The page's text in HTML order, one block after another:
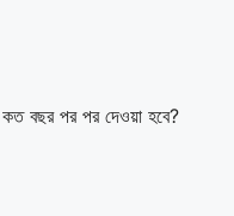
কত বছর পর পর দেওয়া হবে?